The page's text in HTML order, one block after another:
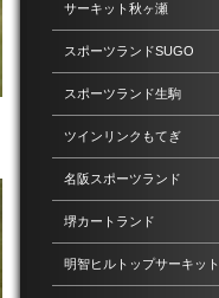
サーキット秋ヶ瀬
スポーツランドSUGO
スポーツランド生駒
ツインリンクもてぎ
名阪スポーツランド
堺カートランド
明智ヒルトップサーキット